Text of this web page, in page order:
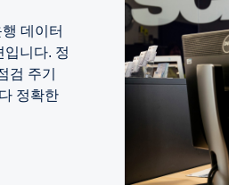
데이터
니다. 정
검 주기
정확한